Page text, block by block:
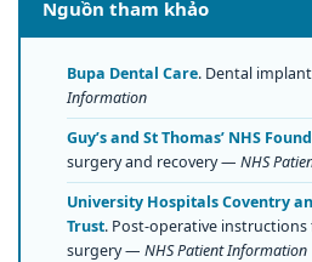
Nguồn tham khảo
Bupa Dental Care. Dental
Information
Guy’s and St Thomas’ NHS
surgery and recovery — NHS
University Hospitals Coventry
Trust. Post-operative
surgery — NHS Patient Information